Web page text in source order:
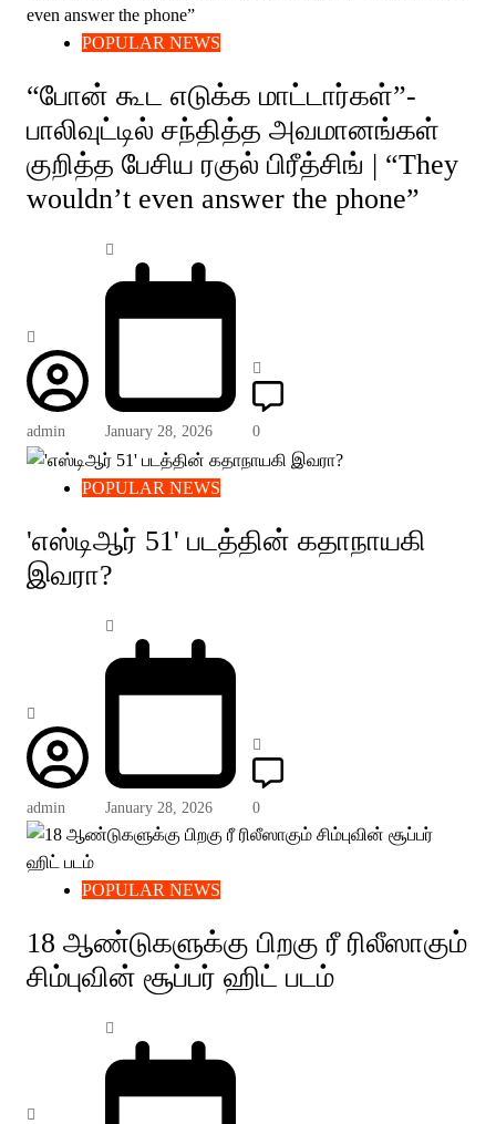
POPULAR NEWS
“போன் கூட எடுக்க மாட்டார்கள்”-
பாலிவுட்டில் சந்தித்த அவமானங்கள்
குறித்த பேசிய ரகுல் பிரீத்சிங் | “They
wouldn’t even answer the phone”
admin January 28, 2026 0
POPULAR NEWS
'எஸ்டிஆர் 51' படத்தின் கதாநாயகி
இவரா?
admin January 28, 2026 0
POPULAR NEWS
18 ஆண்டுகளுக்கு பிறகு ரீ ரிலீஸாகும்
சிம்புவின் சூப்பர் ஹிட் படம்